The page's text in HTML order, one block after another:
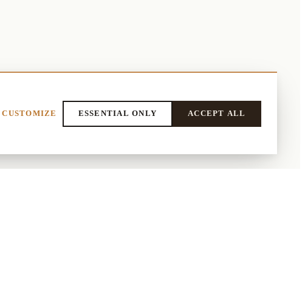
CUSTOMIZE ESSENTIAL ONLY ACCEPT ALL